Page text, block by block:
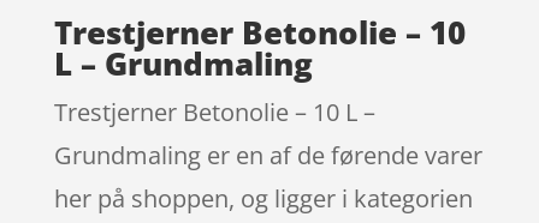
Trestjerner Betonolie – 10
L – Grundmaling
Trestjerner Betonolie – 10 L –
Grundmaling er en af de førende varer
her på shoppen, og ligger i kategorien